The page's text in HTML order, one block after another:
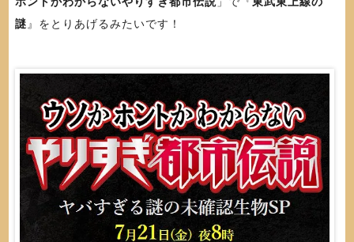
謎 』をとりあげるみたいです！